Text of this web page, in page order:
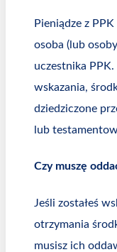
Pieniądze z
osoba (lub
uczestnika
wskazania,
dziedziczone
lub
Czy muszę
Jeśli zostałeś
otrzymania
musisz ich